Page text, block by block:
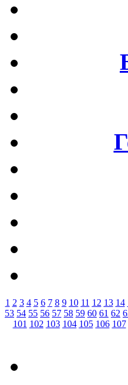
1 2 3 4 5 6 7 8 9 10 11 12 13 14
53 54 55 56 57 58 59 60 61 62
101 102 103 104 105 106 107